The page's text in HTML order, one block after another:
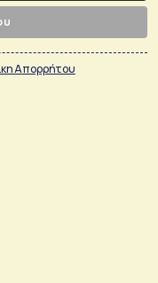
Απορρήτου